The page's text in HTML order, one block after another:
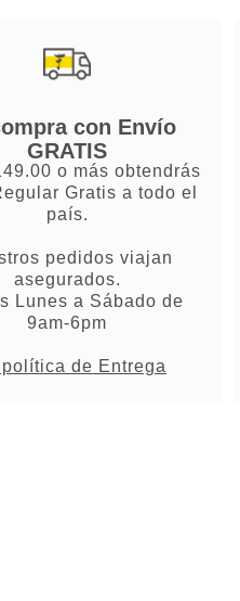
con Envío
GRATIS
o más obtendrás
Gratis a todo el
país.
pedidos viajan
asegurados.
Lunes a Sábado de
9am-6pm
de Entrega